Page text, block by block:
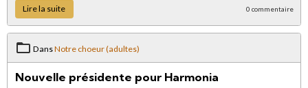
Lire la suite 0 commentaire
DansNotre choeur (adultes)
Nouvelle présidente pour Harmonia